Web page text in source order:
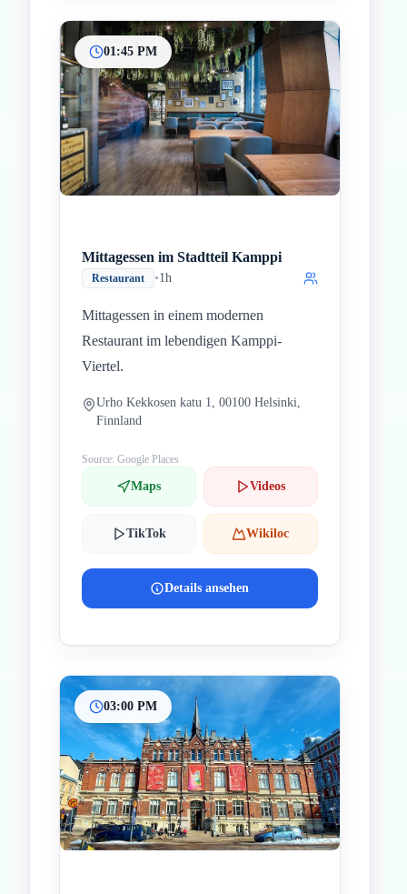
01:45 PM
Mittagessen im Stadtteil Kamppi
Restaurant •1h
Mittagessen in einem modernen
Restaurant im lebendigen Kamppi-
Viertel.
Urho Kekkosen katu 1, 00100 Helsinki,
Finnland
Source: Google Places
Maps Videos
TikTok Wikiloc
Details ansehen
03:00 PM